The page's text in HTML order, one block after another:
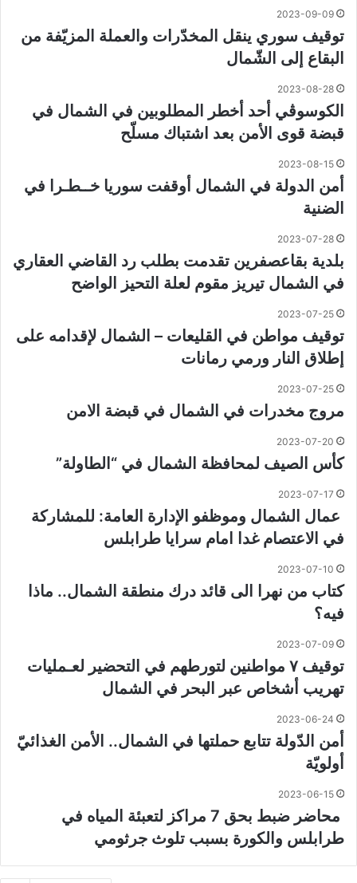
2023-09-09
توقيف سوري ينقل المخدّرات والعملة المزيّفة من
البقاع إلى الشّمال
2023-08-28
الكوسوڤي أحد أخطر المطلوبين في الشمال في
قبضة قوى الأمن بعد اشتباك مسلّح
2023-08-15
أمن الدولة في الشمال أوقفت سوريا خــطـرا في
الضنية
2023-07-28
بلدية بقاعصفرين تقدمت بطلب رد القاضي العقاري
في الشمال تيريز مقوم لعلة التحيز الواضح
2023-07-25
توقيف مواطن في القليعات – الشمال لإقدامه على
إطلاق النار ورمي رمانات
2023-07-25
مروج مخدرات في الشمال في قبضة الامن
2023-07-20
كأس الصيف لمحافظة الشمال في “الطاولة”
2023-07-17
عمال الشمال وموظفو الإدارة العامة: للمشاركة
في الاعتصام غدا امام سرايا طرابلس
2023-07-10
كتاب من نهرا الى قائد درك منطقة الشمال.. ماذا
فيه؟
2023-07-09
توقيف ٧ مواطنين لتورطهم في التحضير لعـمليات
تهريب أشخاص عبر البحر في الشمال
2023-06-24
أمن الدّولة تتابع حملتها في الشمال.. الأمن الغذائيّ
أولويّة
2023-06-15
محاضر ضبط بحق 7 مراكز لتعبئة المياه في
طرابلس والكورة بسبب تلوث جرثومي